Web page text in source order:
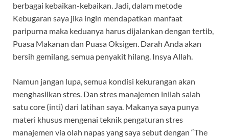
berbagai kebaikan-kebaikan. Jadi, dalam metode
Kebugaran saya jika ingin mendapatkan manfaat
paripurna maka keduanya harus dijalankan dengan tertib,
Puasa Makanan dan Puasa Oksigen. Darah Anda akan
bersih gemilang, semua penyakit hilang. Insya Allah.
Namun jangan lupa, semua kondisi kekurangan akan
menghasilkan stres. Dan stres manajemen inilah salah
satu core (inti) dari latihan saya. Makanya saya punya
materi khusus mengenai teknik pengaturan stres
manajemen via olah napas yang saya sebut dengan “The